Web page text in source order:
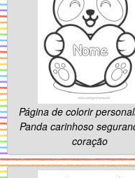
Página de colorir
Panda carinhoso
coração